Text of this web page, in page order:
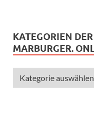
KATEGORIEN
MARBURGER.